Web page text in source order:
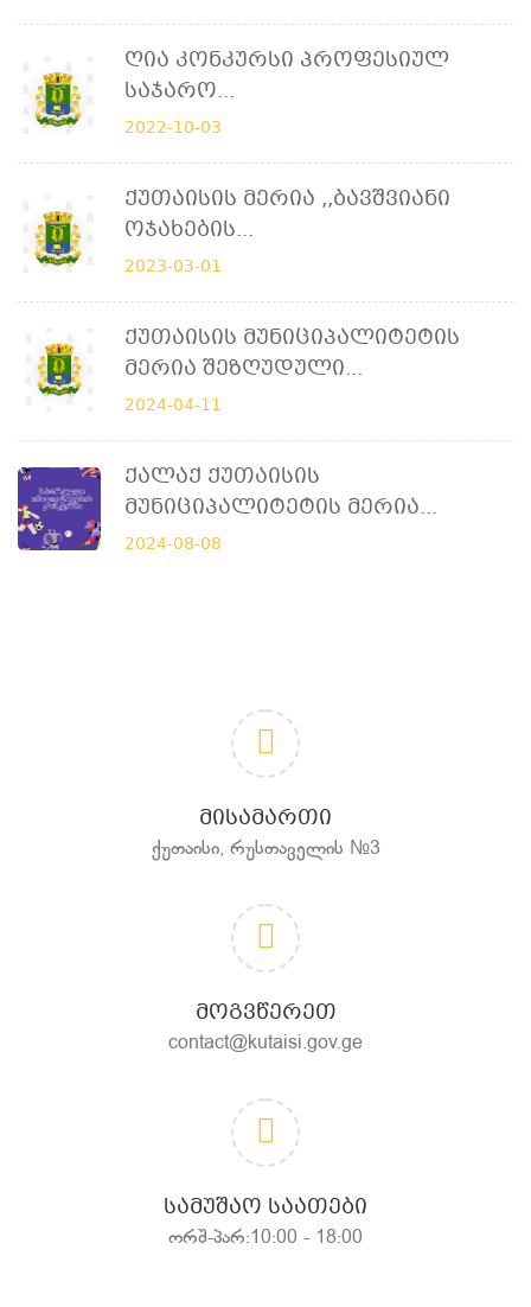
Ღია Კონკურსი Პროფესიულ
Საჯარო...
2022-10-03
Ქუთაისის Მერია ,,ბავშვიანი
Ოჯახების...
2023-03-01
Ქუთაისის Მუნიციპალიტეტის
Მერია Შეზღუდული...
2024-04-11
Ქალაქ Ქუთაისის
Მუნიციპალიტეტის Მერია...
2024-08-08
ᲛᲘᲡᲐᲛᲐᲠᲗᲘ
ქუთაისი, რუსთაველის №3
ᲛᲝᲒᲕᲬᲔᲠᲔᲗ
contact@kutaisi.gov.ge
ᲡᲐᲛᲣᲨᲐᲝ ᲡᲐᲐᲗᲔᲑᲘ
ორშ-პარ:10:00 - 18:00